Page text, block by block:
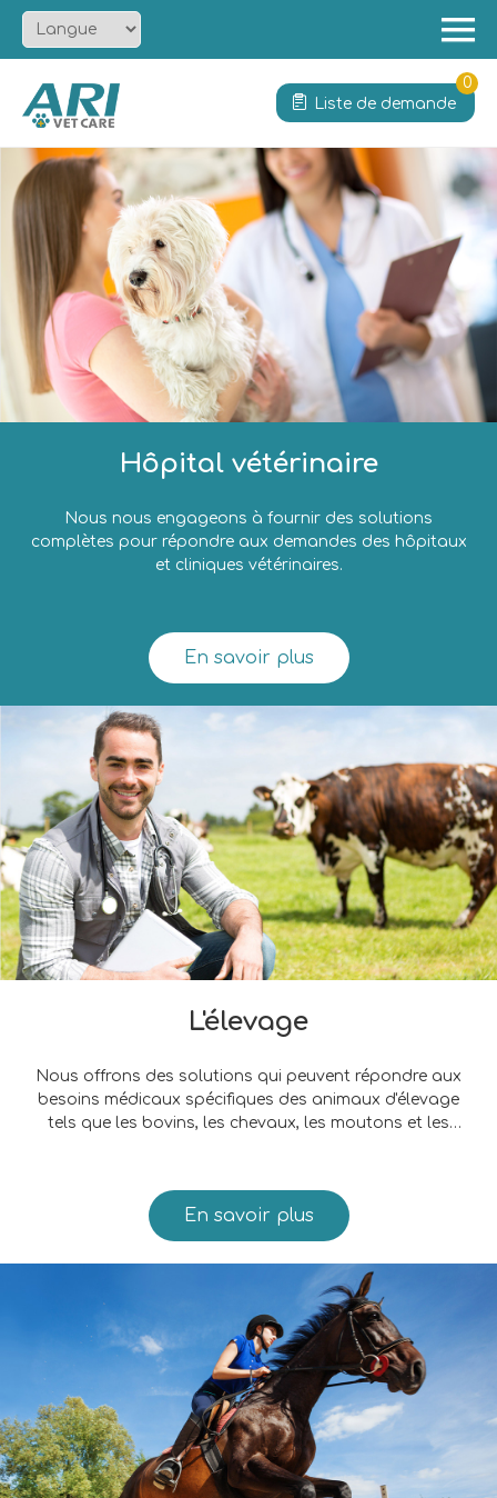
Produit
Solution
Services
Actualités
Contact
Liste de demande
0
Hôpital vétérinaire
Nous nous engageons à fournir des solutions
complètes pour répondre aux demandes des hôpitaux
et cliniques vétérinaires.
En savoir plus
L'élevage
Nous offrons des solutions qui peuvent répondre aux
besoins médicaux spécifiques des animaux d'élevage
tels que les bovins, les chevaux, les moutons et les
En savoir plus